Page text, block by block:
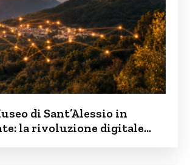
di Sant’Alessio in
la rivoluzione digitale